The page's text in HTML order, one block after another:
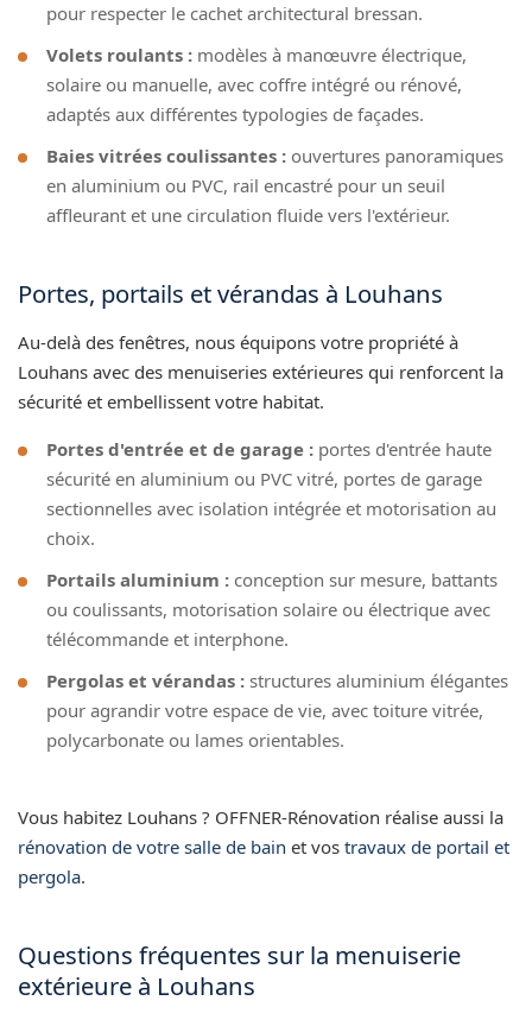
pour respecter le cachet architectural bressan.
Volets roulants : modèles à manœuvre électrique,
solaire ou manuelle, avec coffre intégré ou rénové,
adaptés aux différentes typologies de façades.
Baies vitrées coulissantes : ouvertures panoramiques
en aluminium ou PVC, rail encastré pour un seuil
affleurant et une circulation fluide vers l'extérieur.
Portes, portails et vérandas à Louhans
Au-delà des fenêtres, nous équipons votre propriété à
Louhans avec des menuiseries extérieures qui renforcent la
sécurité et embellissent votre habitat.
Portes d'entrée et de garage : portes d'entrée haute
sécurité en aluminium ou PVC vitré, portes de garage
sectionnelles avec isolation intégrée et motorisation au
choix.
Portails aluminium : conception sur mesure, battants
ou coulissants, motorisation solaire ou électrique avec
télécommande et interphone.
Pergolas et vérandas : structures aluminium élégantes
pour agrandir votre espace de vie, avec toiture vitrée,
polycarbonate ou lames orientables.
Vous habitez Louhans ? OFFNER-Rénovation réalise aussi la
rénovation de votre salle de bain et vos travaux de portail et
pergola.
Questions fréquentes sur la menuiserie
extérieure à Louhans